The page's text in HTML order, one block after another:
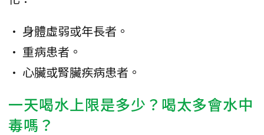
• 身體虛弱或年長者。
• 重病患者。
• 心臟或腎臟疾病患者。
一天喝水上限是多少？喝太多會水中
毒嗎？